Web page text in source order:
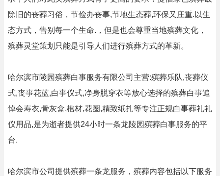
除旧的丧葬习俗，节俭办丧事,节地生态葬,环保又庄重.以生
态方式，告别每一个生命.，但是也会尊重当地殡葬文化，
殡葬灵堂策划只能是引导人们进行殡葬方式的革新。
哈尔滨市陵园殡葬白事服务有限公司主营:殡葬乐队,丧葬仪
式,丧事花蓝,白事仪式,净身脱穿衣等放心选择的殡葬白事追
悼会寿衣,骨灰盒,棺材,花圈,精致纸扎等专注正规白事葬礼礼
仪用品,是为逝者提供24小时一条龙陵园殡葬白事服务的平
台.
哈尔滨市公司提供殡葬一条龙服务，殡葬内容包括以下服务